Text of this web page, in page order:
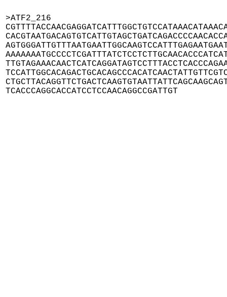
>ATF2_216
TCACCCAGGCACCATCCTCCAACAGGCCGATTGT